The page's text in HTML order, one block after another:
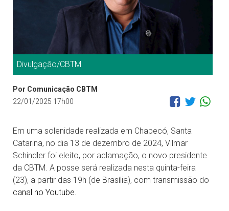
Divulgação/CBTM
Por Comunicação CBTM
22/01/2025 17h00
Em uma solenidade realizada em Chapecó, Santa
Catarina, no dia 13 de dezembro de 2024, Vilmar
Schindler foi eleito, por aclamação, o novo presidente
da CBTM. A posse será realizada nesta quinta-feira
(23), a partir das 19h (de Brasília), com transmissão do
canal no Youtube